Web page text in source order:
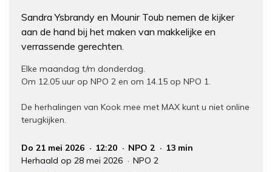
Sandra Ysbrandy en Mounir Toub nemen de kijker
aan de hand bij het maken van makkelijke en
verrassende gerechten.
Elke maandag t/m donderdag.
Om 12.05 uur op NPO 2 en om 14.15 op NPO 1.
De herhalingen van Kook mee met MAX kunt u niet online
terugkijken.
Do 21 mei 2026 12:20 NPO 2
13 min
Herhaald op 28 mei 2026
NPO 2